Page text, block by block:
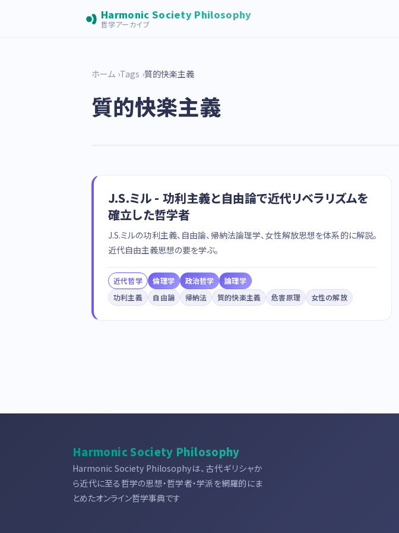
Harmonic Society Philosophy
哲学アーカイブ
ホーム Tags 質的快楽主義
質的快楽主義
J.S.ミル - 功利主義と自由論で近代リベラリズムを
確立した哲学者
J.S.ミルの功利主義、自由論、帰納法論理学、女性解放思想を体系的に解説。
近代自由主義思想の要を学ぶ。
近代哲学 倫理学 政治哲学
論理学
功利主義
自由論 帰納法 質的快楽主義 危害原理 女性の解放
Harmonic Society Philosophy
Harmonic Society Philosophyは、古代ギリシャか
ら近代に至る哲学の思想・哲学者・学派を網羅的にま
とめたオンライン哲学事典です